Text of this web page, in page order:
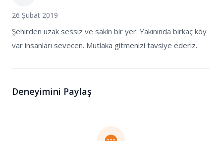
26 Şubat 2019
Şehirden uzak sessiz ve sakin bir yer. Yakınında birkaç köy
var insanları sevecen. Mutlaka gitmenizi tavsiye ederiz.
Deneyimini Paylaş